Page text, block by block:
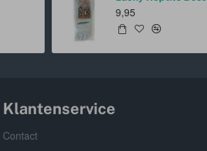
9,95
Klantenservice
Contact